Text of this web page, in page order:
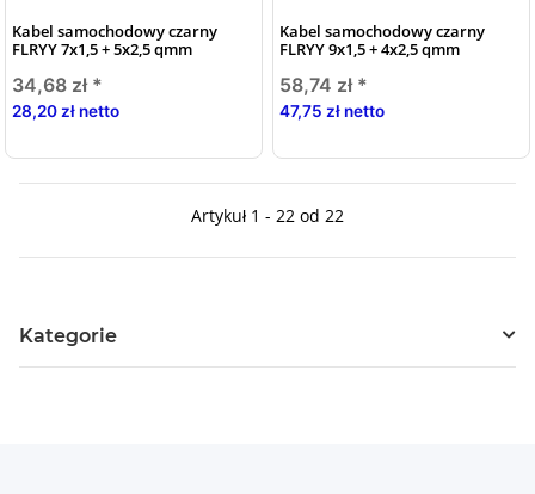
Kabel samochodowy czarny
FLRYY 7x1,5 + 5x2,5 qmm
34,68 zł *
28,20 zł netto
Kabel samochodowy czarny
FLRYY 9x1,5 + 4x2,5 qmm
58,74 zł *
47,75 zł netto
Artykuł 1 - 22 od 22
Kategorie